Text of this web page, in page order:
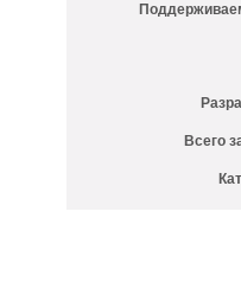
Всего